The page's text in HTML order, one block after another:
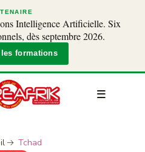
Intelligence Artificielle. Six
dès septembre 2026.
les formations
Tchad